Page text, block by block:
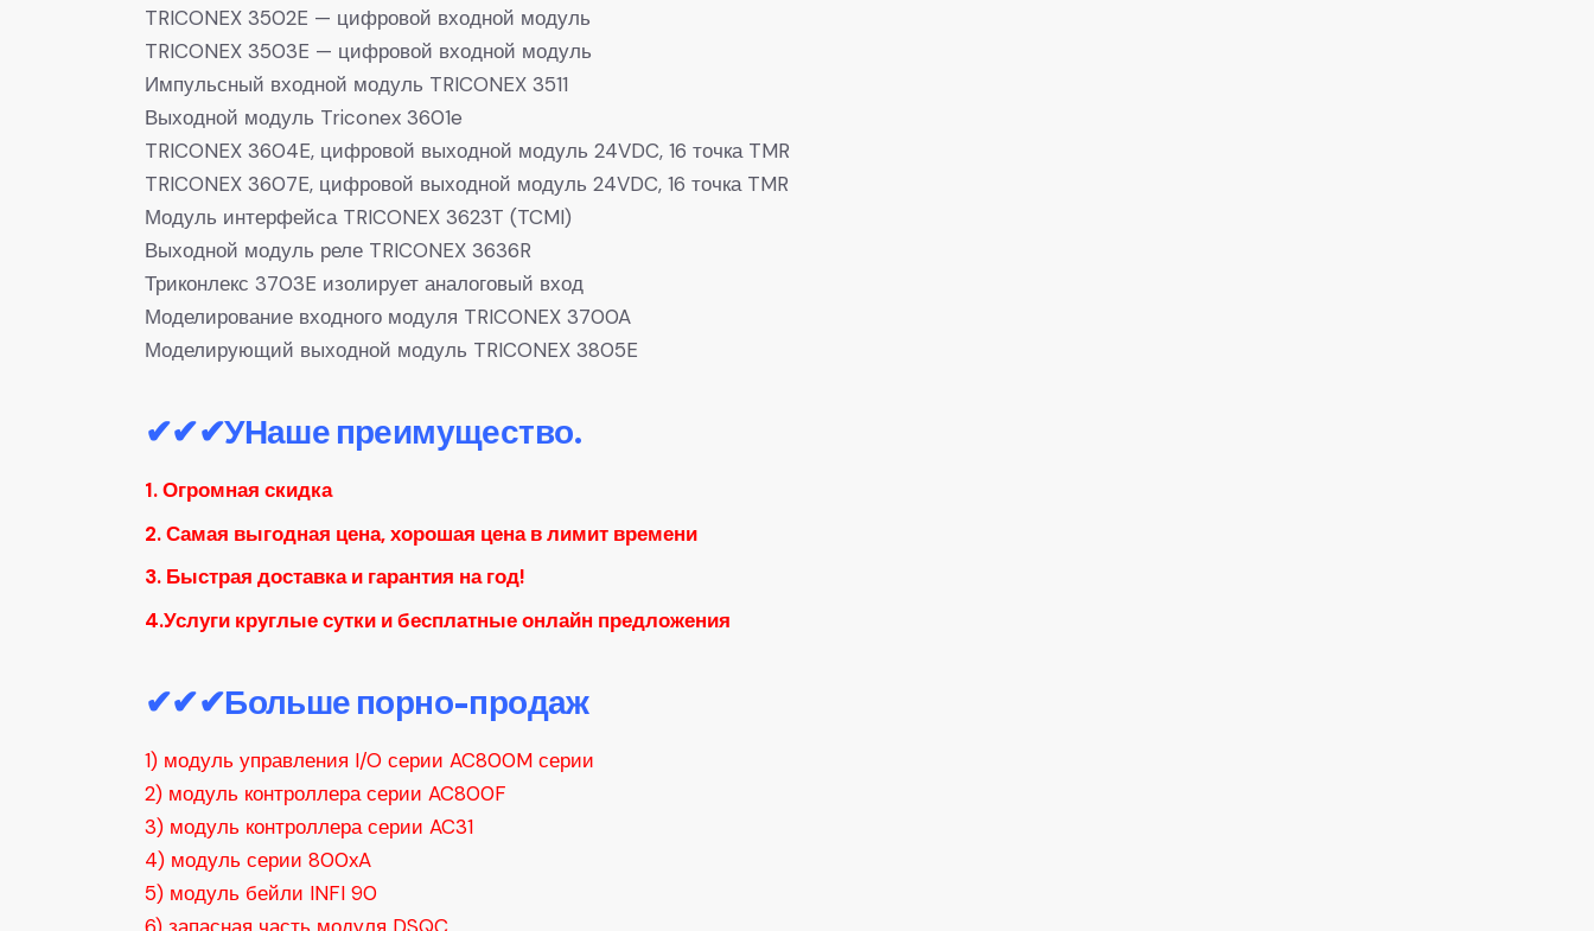
TRICONEX 3502E — цифровой входной модуль
TRICONEX 3503E — цифровой входной модуль
Импульсный входной модуль TRICONEX 3511
Выходной модуль Triconex 3601e
TRICONEX 3604E, цифровой выходной модуль 24VDC, 16 точка TMR
TRICONEX 3607E, цифровой выходной модуль 24VDC, 16 точка TMR
Модуль интерфейса TRICONEX 3623T (TCMI)
Выходной модуль реле TRICONEX 3636R
Триконлекс 3703E изолирует аналоговый вход
Моделирование входного модуля TRICONEX 3700A
Моделирующий выходной модуль TRICONEX 3805E
✔✔✔УНаше преимущество.
1. Огромная скидка
2. Самая выгодная цена, хорошая цена в лимит времени
3. Быстрая доставка и гарантия на год!
4.Услуги круглые сутки и бесплатные онлайн предложения
✔✔✔Больше порно-продаж
1) модуль управления I/O серии AC800M серии
2) модуль контроллера серии AC800F
3) модуль контроллера серии AC31
4) модуль серии 800xA
5) модуль бейли INFI 90